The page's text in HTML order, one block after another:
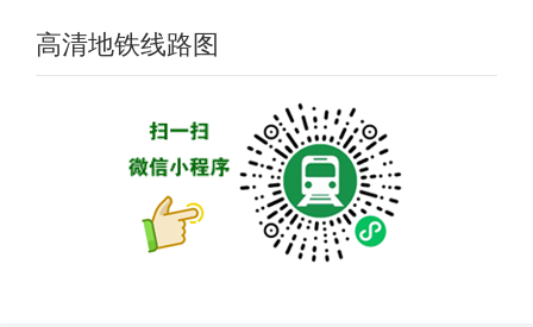
高清地铁线路图